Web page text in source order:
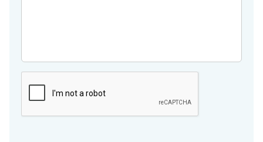
Website